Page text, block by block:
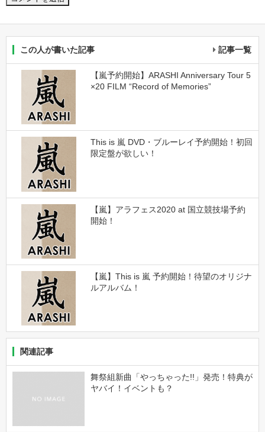
この人が書いた記事 記事一覧
【嵐予約開始】ARASHI Anniversary Tour 5
×20 FILM “Record of Memories”
This is 嵐 DVD・ブルーレイ予約開始！初回
限定盤が欲しい！
【嵐】アラフェス2020 at 国立競技場予約
開始！
【嵐】This is 嵐 予約開始！待望のオリジナ
ルアルバム！
関連記事
舞祭組新曲「やっちゃった!!」発売！特典が
ヤバイ！イベントも？